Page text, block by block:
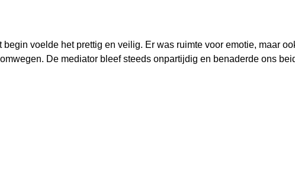
begin voelde het prettig en veilig. Er was ruimte voor emotie, maar
De mediator bleef steeds onpartijdig en benaderde ons